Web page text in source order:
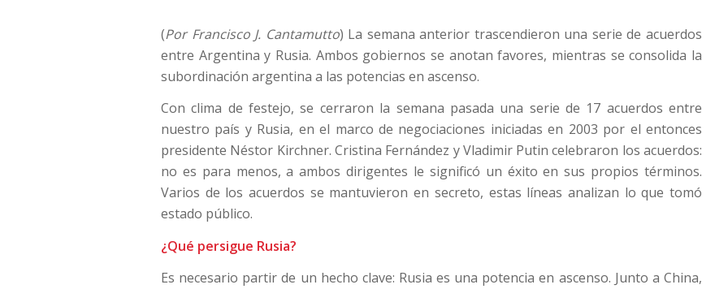
(Por Francisco J. Cantamutto) La semana anterior trascendieron una serie de acuerdos
entre Argentina y Rusia. Ambos gobiernos se anotan favores, mientras se consolida la
subordinación argentina a las potencias en ascenso.
Con clima de festejo, se cerraron la semana pasada una serie de 17 acuerdos entre
nuestro país y Rusia, en el marco de negociaciones iniciadas en 2003 por el entonces
presidente Néstor Kirchner. Cristina Fernández y Vladimir Putin celebraron los acuerdos:
no es para menos, a ambos dirigentes le significó un éxito en sus propios términos.
Varios de los acuerdos se mantuvieron en secreto, estas líneas analizan lo que tomó
estado público.
¿Qué persigue Rusia?
Es necesario partir de un hecho clave: Rusia es una potencia en ascenso. Junto a China,